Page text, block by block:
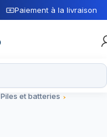
Paiement à la livraison
Piles et batteries